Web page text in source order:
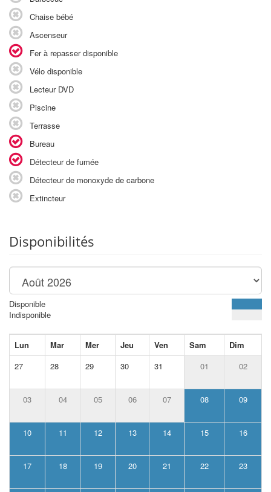
Chaise bébé
Ascenseur
Fer à repasser disponible
Vélo disponible
Lecteur DVD
Piscine
Terrasse
Bureau
Détecteur de fumée
Détecteur de monoxyde de carbone
Extincteur
Disponibilités
Disponible
Indisponible
Lun Mar Mer Jeu Ven Sam
Dim
27
28 29 30 31 01 02
03 04 05 06 07 08 09
10 11 12 13 14 15 16
17 18 19 20 21 22 23